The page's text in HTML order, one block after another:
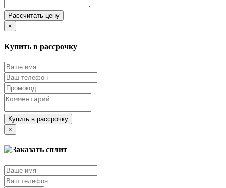
Рассчитать цену
×
Купить в рассрочку
Купить в рассрочку
×